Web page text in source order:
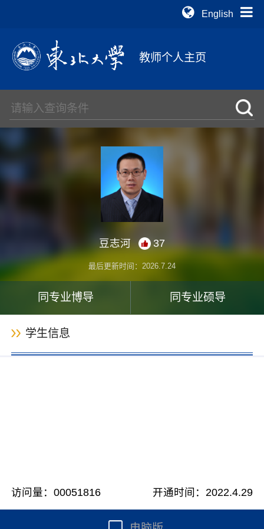
English
教师个人主页
豆志河 37
最后更新时间： 2026.7.24
同专业博导 同专业硕导
学生信息
访问量：00051816 开通时间： 2022.4.29